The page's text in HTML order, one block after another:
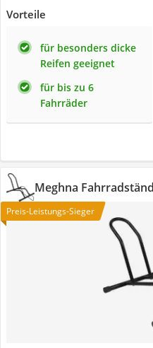
Vorteile
für besonders dicke
Reifen geeignet
für bis zu 6
Fahrräder
Meghna
Preis-Leistungs-Sieger